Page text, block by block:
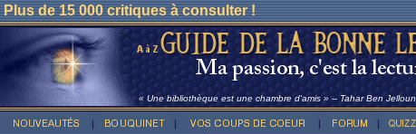
Plus de 15 000 critiques à consulter !
« Une bibliothèque est une chambre d'amis » -- Tahar Ben Jelloun